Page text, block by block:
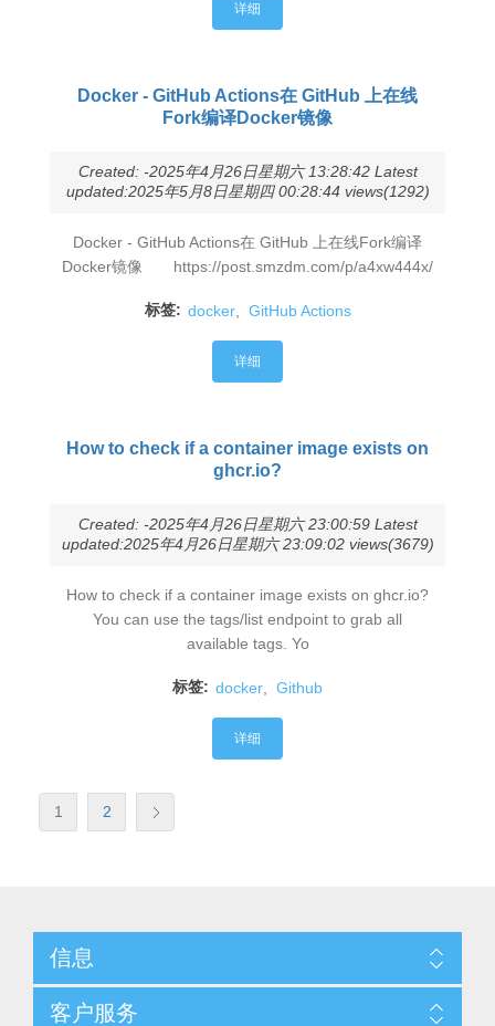
详细
Docker - GitHub Actions在 GitHub 上在线
Fork编译Docker镜像
Created: -2025年4月26日星期六 13:28:42 Latest
updated:2025年5月8日星期四 00:28:44 views(1292)
Docker - GitHub Actions在 GitHub 上在线Fork编译
Docker镜像 https://post.smzdm.com/p/a4xw444x/
标签: docker, GitHub Actions
详细
How to check if a container image exists on
ghcr.io?
Created: -2025年4月26日星期六 23:00:59 Latest
updated:2025年4月26日星期六 23:09:02 views(3679)
How to check if a container image exists on ghcr.io?
You can use the tags/list endpoint to grab all
available tags. Yo
标签: docker Github
详细
1 2
信息
客户服务